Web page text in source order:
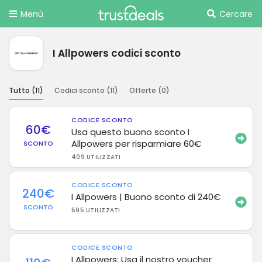
Menù Cercare
I Allpowers codici sconto
Tutto (11) Codici sconto (11) Offerte (0)
60€
SCONTO
CODICE SCONTO
Usa questo buono sconto I
Allpowers per risparmiare 60€
409 UTILIZZATI
240€
SCONTO
CODICE SCONTO
I Allpowers | Buono sconto di 240€
595 UTILIZZATI
CODICE SCONTO
I Allpowers: Usa il nostro voucher